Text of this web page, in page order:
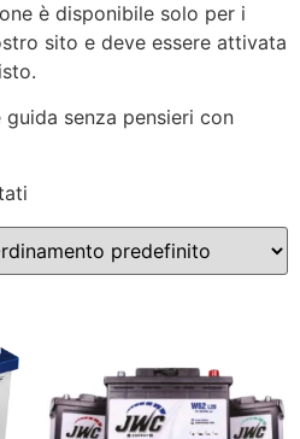
è disponibile solo per i
sito e deve essere attivata
senza pensieri con